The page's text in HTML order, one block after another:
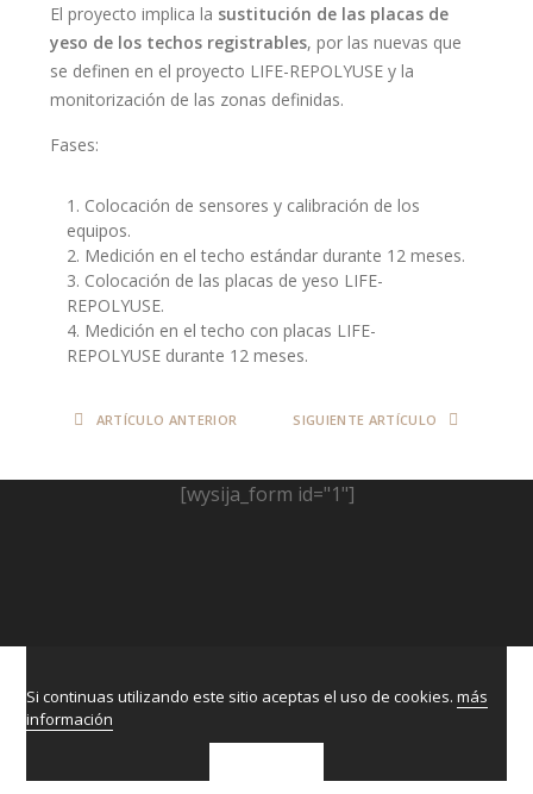
El proyecto implica la sustitución de las placas de
yeso de los techos registrables, por las nuevas que
se definen en el proyecto LIFE-REPOLYUSE y la
monitorización de las zonas definidas.
Fases:
Colocación de sensores y calibración de los
equipos.
Medición en el techo estándar durante 12 meses.
Colocación de las placas de yeso LIFE-
REPOLYUSE.
Medición en el techo con placas LIFE-
REPOLYUSE durante 12 meses.
ARTÍCULO ANTERIOR SIGUIENTE ARTÍCULO
[wysija_form id="1"]
Si continuas utilizando este sitio aceptas el uso de cookies.más
información